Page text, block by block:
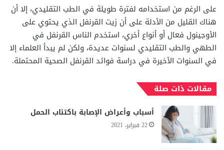
على الرغم من استخدامه لفترة طويلة في الطب التقليدي، إلا أن
هناك القليل من الأدلة على أن زيت القرنفل الذي يحتوي على
الأوجينول فعال أو أنواع أخري، استخدم الناس القرنفل في
الطهي والطب التقليدي لسنوات عديدة، ولكن لم يبدأ العلماء إلا
في السنوات الأخيرة في دراسة فوائد القرنفل الصحية المحتملة.
مقالات ذات صلة
أسباب وأعراض الإصابة باكتئاب الحمل
22 فبراير، 2021